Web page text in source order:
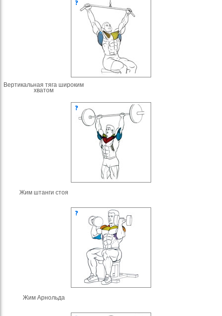
Вертикальная тяга широким
хватом
Жим штанги стоя
Жим Арнольда